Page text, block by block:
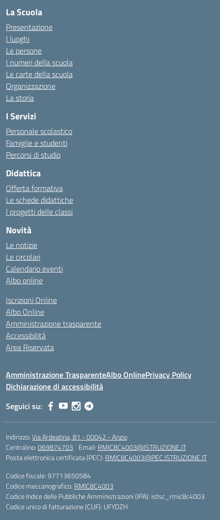
La Scuola
Presentazione
I luoghi
Le persone
I numeri della scuola
Le carte della scuola
Organizzazione
La storia
I Servizi
Personale scolastico
Famiglie e studenti
Percorsi di studio
Didattica
Offerta formativa
Le schede didattiche
I progetti delle classi
Novità
Le notizie
Le circolari
Calendario eventi
Albo online
Iscrizioni Online
Albo Online
Amministrazione trasparente
Accessibilità
Area Riservata
Amministrazione TrasparenteAlbo OnlinePrivacy Policy
Dichiarazione di accessibilità
Seguici su:
Indirizzo:Via Ardeatina, 81 - 00042 - Anzio
Centralino:069874703 Email: RMIC8C4003@ISTRUZIONE.IT
Posta elettronica certificata (PEC): RMIC8C4003@PEC.ISTRUZIONE.IT
Codice fiscale: 97713650584
Codice meccanografico: RMIC8C4003
Codice Indice delle Pubbliche Amministrazioni (IPA): istsc_rmic8c4003
Codice unico di fatturazione (CUF): UFYDZH